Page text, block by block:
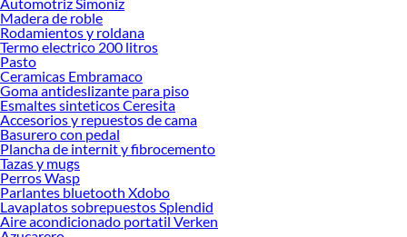
Automotriz Simoniz
Madera de roble
Rodamientos y roldana
Termo electrico 200 litros
Pasto
Ceramicas Embramaco
Goma antideslizante para piso
Esmaltes sinteticos Ceresita
Accesorios y repuestos de cama
Basurero con pedal
Plancha de internit y fibrocemento
Tazas y mugs
Perros Wasp
Parlantes bluetooth Xdobo
Lavaplatos sobrepuestos Splendid
Aire acondicionado portatil Verken